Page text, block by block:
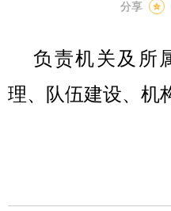
分享
负责机关及所
理、队伍建设、机